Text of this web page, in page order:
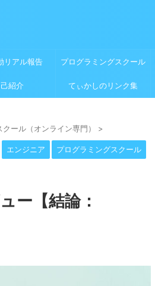
リアル報告 プログラミングスクール
紹介 てぃかしのリンク集
ール（オンライン専門） >
エンジニア プログラミングスクール
ー【結論：